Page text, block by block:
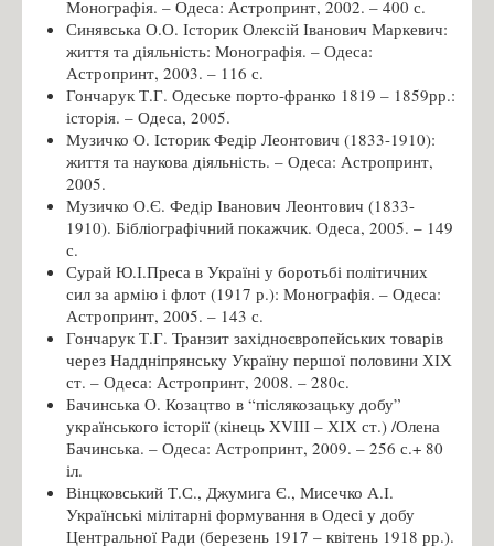
Монографія. – Одеса: Астропринт, 2002. – 400 с.
Синявська О.О. Історик Олексій Іванович Маркевич:
життя та діяльність: Монографія. – Одеса:
Астропринт, 2003. – 116 с.
Гончарук Т.Г. Одеське порто-франко 1819 – 1859рр.:
історія. – Одеса, 2005.
Музичко О. Історик Федір Леонтович (1833-1910):
життя та наукова діяльність. – Одеса: Астропринт,
2005.
Музичко О.Є. Федір Іванович Леонтович (1833-
1910). Бібліографічний покажчик. Одеса, 2005. – 149
с.
Сурай Ю.І.Преса в Україні у боротьбі політичних
сил за армію і флот (1917 р.): Монографія. – Одеса:
Астропринт, 2005. – 143 с.
Гончарук Т.Г. Транзит західноєвропейських товарів
через Наддніпрянську Україну першої половини ХІХ
ст. – Одеса: Астропринт, 2008. – 280с.
Бачинська О. Козацтво в “післякозацьку добу”
українського історії (кінець XVІІІ – ХІХ ст.) /Олена
Бачинська. – Одеса: Астропринт, 2009. – 256 с.+ 80
іл.
Вінцковський Т.С., Джумига Є., Мисечко А.І.
Українські мілітарні формування в Одесі у добу
Центральної Ради (березень 1917 – квітень 1918 рр.).